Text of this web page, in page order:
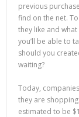
previous
find on the net.
they like and
you’ll be able to
should you
waiting?
Today,
they are
estimated to be